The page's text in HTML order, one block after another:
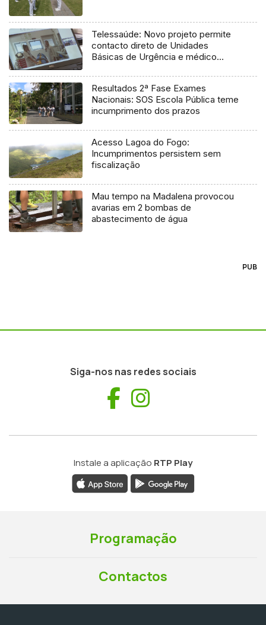
Telessaúde: Novo projeto permite
contacto direto de Unidades
Básicas de Urgência e médico
Resultados 2ª Fase Exames
Nacionais: SOS Escola Pública teme
incumprimento dos prazos
Acesso Lagoa do Fogo:
Incumprimentos persistem sem
fiscalização
Mau tempo na Madalena provocou
avarias em 2 bombas de
abastecimento de água
PUB
Siga-nos nas redes sociais
Facebook
Instale a aplicação RTP Play
Programação
Contactos